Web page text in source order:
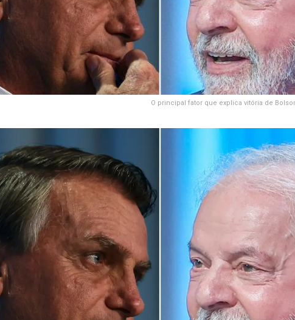
O principal fator que explica vitória de